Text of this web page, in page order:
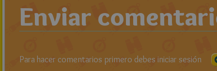
Enviar
Para hacer comentarios primero debes iniciar sesión